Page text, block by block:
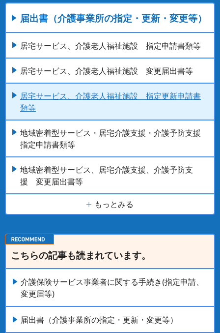
届出書（介護事業所の指定・更新・変更等）
居宅サービス、介護老人福祉施設 指定申請書類等
居宅サービス、介護老人福祉施設 変更届出書等
居宅サービス、介護老人福祉施設 指定更新申請書
類等
地域密着型サービス・居宅介護支援・介護予防支援
指定申請書類等
地域密着型サービス、居宅介護支援、介護予防支
援 変更届出書等
もっとみる
こちらの記事も読まれています。
介護保険サービス事業者に関する手続き(指定申請、
変更届等)
届出書（介護事業所の指定・更新・変更等）